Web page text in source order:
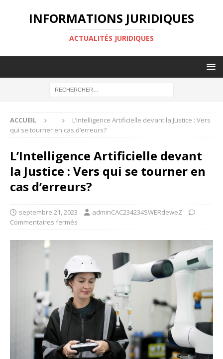
INFORMATIONS JURIDIQUES
ACTUALITÉS JURIDIQUES
ACCUEIL
L’Intelligence Artificielle devant la Justice : Vers
qui se tourner en cas d’erreurs?
L’Intelligence Artificielle devant
la Justice : Vers qui se tourner en
cas d’erreurs?
septembre 21, 2023
adminCAC234234SWERdeweZ
Commentaires fermés